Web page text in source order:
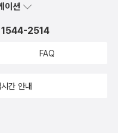
며, 이데아의 세계는 천상
런 일을 겪는 자는, 자기
불가능하다고 했고, 바로
아니면 어떤 사람이 알고
덕德을 지니면 반드시 지
명을 누린다'는 <중용中庸
순간들> , p15/570 사가
기가 되기 위해 제작되었
존하는, 입자와 파동으로
가 될까. 하이데거가 현-존
역학 제2법칙인 엔트로피
유럽의 지식인들 대다수
봤다. 벌어져서는 안되는
아무 일 없는 것처럼 흘
이션
1544-2514
FAQ
간 안내